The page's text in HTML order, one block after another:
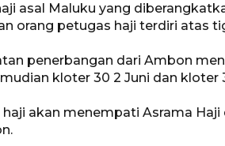
asal Maluku yang
orang petugas haji terdiri atas
penerbangan dari Ambon
kloter 30 2 Juni dan kloter
akan menempati Asrama Haji